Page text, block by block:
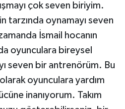
çok seven biriyim.
tarzında oynamayı seven
İsmail hocanın
oyunculara bireysel
seven bir antrenörüm. Bu
oyunculara yardım
inanıyorum. Takım